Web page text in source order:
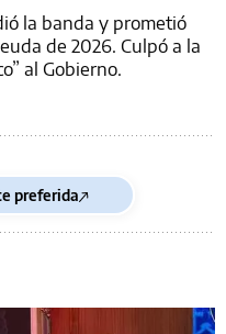
la banda y prometió
de 2026. Culpó a la
al Gobierno.
preferida